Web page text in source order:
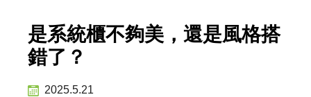
是系統櫃不夠美，還是風格搭
錯了？
2025.5.21